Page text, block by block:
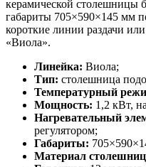
керамической столешницы
габариты 705×590×145 мм
короткие линии раздачи
«Виола».
Линейка: Виола;
Тип: столешница
Температурный
Мощность: 1,2 кВт,
Нагревательный
регулятором;
Габариты:
Материал